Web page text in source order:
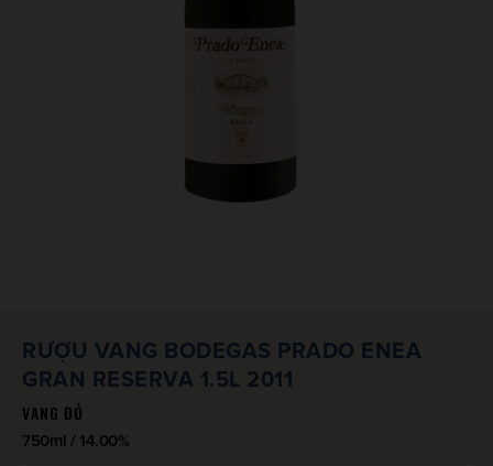
RƯỢU VANG BODEGAS PRADO ENEA
GRAN RESERVA 1.5L 2011
VANG ĐỎ
750ml / 14.00%